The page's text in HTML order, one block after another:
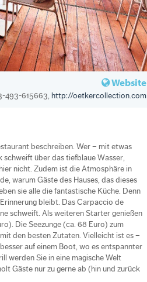
Website
493-615663, http://oetkercollection.com
beschreiben. Wer – mit etwas
schweift über das tiefblaue Wasser,
nicht. Zudem ist die Atmosphäre in
warum Gäste des Hauses, das dieses
sie alle die fantastische Küche. Denn
bleibt. Das Carpaccio de
schweift. Als weiteren Starter genießen
Die Seezunge (ca. 68 Euro) zum
den besten Zutaten. Vielleicht ist es –
auf einem Boot, wo es entspannter
werden Sie in eine magische Welt
Gäste nur zu gerne ab (hin und zurück